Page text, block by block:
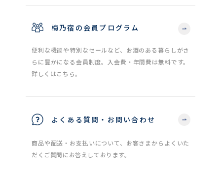
梅乃宿の会員プログラム
便利な機能や特別なセールなど、お酒のある暮らしがさ
らに豊かになる会員制度。入会費・年間費は無料です。
詳しくはこちら。
よくある質問・お問い合わせ
商品や配送・お支払いについて、お客さまからよくいた
だくご質問にお答えしております。